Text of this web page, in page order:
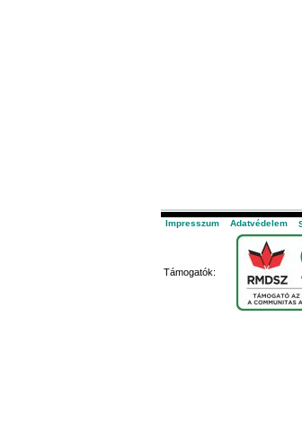
Impresszum Adatvédelem
Támogatók: